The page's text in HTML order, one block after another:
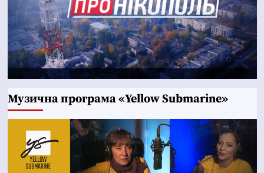
Музична програма «Yellow Submarine»